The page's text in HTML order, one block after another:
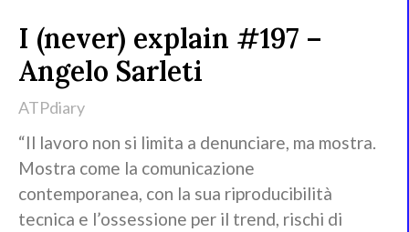
I (never) explain #197 –
Angelo Sarleti
ATPdiary
“Il lavoro non si limita a denunciare, ma mostra.
Mostra come la comunicazione
contemporanea, con la sua riproducibilità
tecnica e l’ossessione per il trend, rischi di